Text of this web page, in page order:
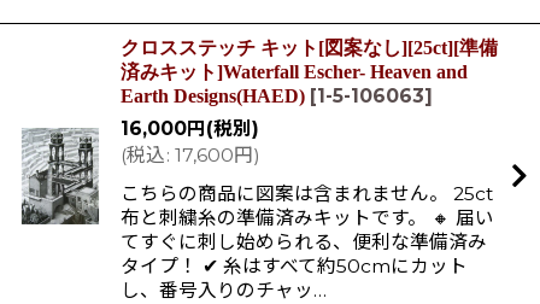
クロスステッチ キット[図案なし][25ct][準備
済みキット]Waterfall Escher- Heaven and
Earth Designs(HAED) [1-5-106063]
16,000円 (税別)
(税込: 17,600円 )
こちらの商品に図案は含まれません。 25ct
布と刺繍糸の準備済みキットです。 🔸 届い
てすぐに刺し始められる、便利な準備済み
タイプ！ ✔ 糸はすべて約50cmにカット
し、番号入りのチャッ…